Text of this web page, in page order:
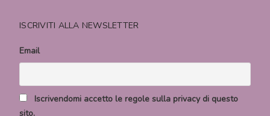
ISCRIVITI ALLA NEWSLETTER
Email
Iscrivendomi accetto le regole sulla privacy di questo
sito.